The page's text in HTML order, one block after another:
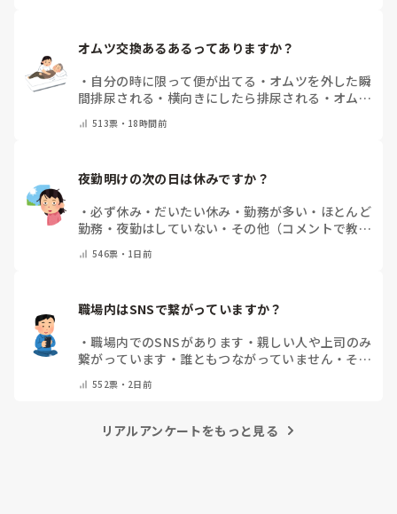
オムツ交換あるあるってありますか？
・ 自分の時に限って便が出てる ・ オムツを外した瞬
間排尿される ・ 横向きにしたら排尿される ・ オムツ
まっていると快感
513票・ 18時間前
夜勤明けの次の日は休みですか？
・必ず休み・ だいたい休み ・勤務が多い ・ ほとんど
勤務 ・ 夜勤はしていない ・ その他（コメントで教え
546票・ 1日前
職場内はSNSで繋がっていますか？
・職場内でのSNSがあります ・ 親しい人や上司のみ
繋がっています ・ 誰ともつながっていません ・ その
552票・ 2日前
リアルアンケートをもっと見る